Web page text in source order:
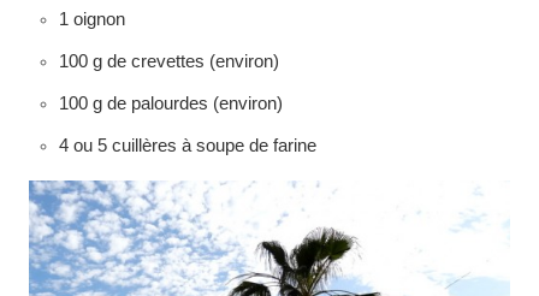
1 oignon
100 g de crevettes (environ)
100 g de palourdes (environ)
4 ou 5 cuillères à soupe de farine